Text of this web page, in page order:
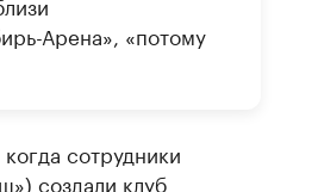
Арена», «потому
сотрудники
создали клуб